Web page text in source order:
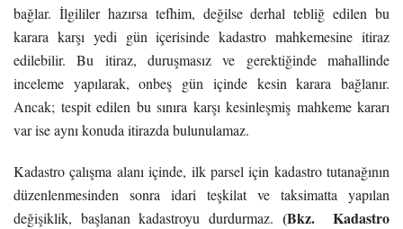
bağlar. İlgililer hazırsa tefhim, değilse derhal tebliğ edilen bu
karara karşı yedi gün içerisinde kadastro mahkemesine itiraz
edilebilir. Bu itiraz, duruşmasız ve gerektiğinde mahallinde
inceleme yapılarak, onbeş gün içinde kesin karara bağlanır.
Ancak; tespit edilen bu sınıra karşı kesinleşmiş mahkeme kararı
var ise aynı konuda itirazda bulunulamaz.
Kadastro çalışma alanı içinde, ilk parsel için kadastro tutanağının
düzenlenmesinden sonra idari teşkilat ve taksimatta yapılan
değişiklik, başlanan kadastroyu durdurmaz. (Bkz. Kadastro